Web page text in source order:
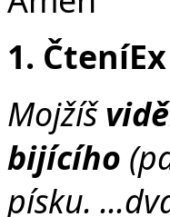
1. Čtení
Mojžíš
bijícího
písku.